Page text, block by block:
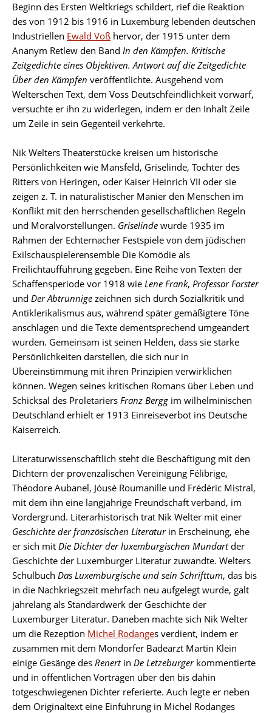
Beginn des Ersten Weltkriegs schildert, rief die Reaktion
des von 1912 bis 1916 in Luxemburg lebenden deutschen
Industriellen Ewald Voß hervor, der 1915 unter dem
Ananym Retlew den Band In den Kämpfen. Kritische
Zeitgedichte eines Objektiven. Antwort auf die Zeitgedichte
Über den Kämpfen veröffentlichte. Ausgehend vom
Welterschen Text, dem Voss Deutschfeindlichkeit vorwarf,
versuchte er ihn zu widerlegen, indem er den Inhalt Zeile
um Zeile in sein Gegenteil verkehrte.
Nik Welters Theaterstücke kreisen um historische
Persönlichkeiten wie Mansfeld, Griselinde, Tochter des
Ritters von Heringen, oder Kaiser Heinrich VII oder sie
zeigen z. T. in naturalistischer Manier den Menschen im
Konflikt mit den herrschenden gesellschaftlichen Regeln
und Moralvorstellungen. Griselinde wurde 1935 im
Rahmen der Echternacher Festspiele von dem jüdischen
Exilschauspielerensemble Die Komödie als
Freilichtaufführung gegeben. Eine Reihe von Texten der
Schaffensperiode vor 1918 wie Lene Frank, Professor Forster
und Der Abtrünnige zeichnen sich durch Sozialkritik und
Antiklerikalismus aus, während später gemäßigtere Töne
anschlagen und die Texte dementsprechend umgeändert
wurden. Gemeinsam ist seinen Helden, dass sie starke
Persönlichkeiten darstellen, die sich nur in
Übereinstimmung mit ihren Prinzipien verwirklichen
können. Wegen seines kritischen Romans über Leben und
Schicksal des Proletariers Franz Bergg im wilhelminischen
Deutschland erhielt er 1913 Einreiseverbot ins Deutsche
Kaiserreich.
Literaturwissenschaftlich steht die Beschäftigung mit den
Dichtern der provenzalischen Vereinigung Félibrige,
Théodore Aubanel, Jóusè Roumanille und Frédéric Mistral,
mit dem ihn eine langjährige Freundschaft verband, im
Vordergrund. Literarhistorisch trat Nik Welter mit einer
Geschichte der französischen Literaturin Erscheinung, ehe
er sich mit Die Dichter der luxemburgischen Mundartder
Geschichte der Luxemburger Literatur zuwandte. Welters
Schulbuch Das Luxemburgische und sein Schrifttum, das bis
in die Nachkriegszeit mehrfach neu aufgelegt wurde, galt
jahrelang als Standardwerk der Geschichte der
Luxemburger Literatur. Daneben machte sich Nik Welter
um die Rezeption Michel Rodanges verdient, indem er
zusammen mit dem Mondorfer Badearzt Martin Klein
einige Gesänge des Renertin De Letzeburgerkommentierte
und in öffentlichen Vorträgen über den bis dahin
totgeschwiegenen Dichter referierte. Auch legte er neben
dem Originaltext eine Einführung in Michel Rodanges